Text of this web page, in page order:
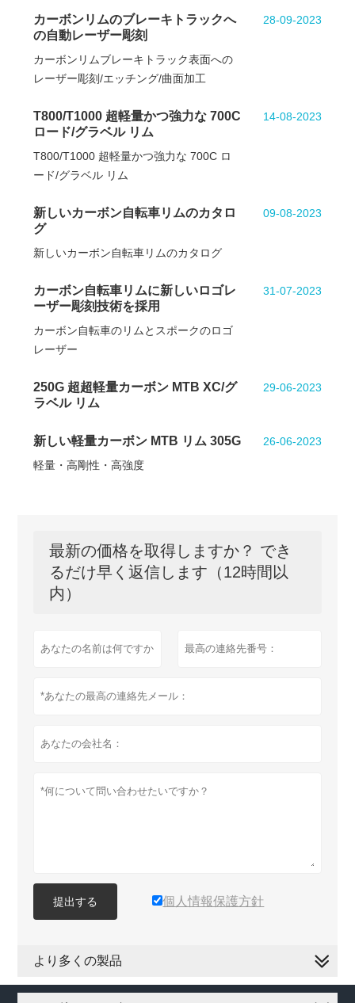
28-09-2023
カーボンリムのブレーキトラックへ
の自動レーザー彫刻
カーボンリムブレーキトラック表面への
レーザー彫刻/エッチング/曲面加工
14-08-2023
T800/T1000 超軽量かつ強力な 700C
ロード/グラベル リム
T800/T1000 超軽量かつ強力な 700C ロ
ード/グラベル リム
09-08-2023
新しいカーボン自転車リムのカタロ
グ
新しいカーボン自転車リムのカタログ
31-07-2023
カーボン自転車リムに新しいロゴレ
ーザー彫刻技術を採用
カーボン自転車のリムとスポークのロゴ
レーザー
29-06-2023
250G 超超軽量カーボン MTB XC/グ
ラベル リム
26-06-2023
新しい軽量カーボン MTB リム 305G
軽量・高剛性・高強度
最新の価格を取得しますか？ でき
るだけ早く返信します（12時間以
内）
提出する 個人情報保護方針
より多くの製品